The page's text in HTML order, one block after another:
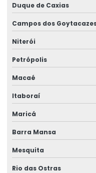
Distribuidor autorizado
Empresa especializada
Empresa de ponte rolante
Empresa de talha elétrica
Empresas de
Empresas de
Equipamentos swf
Especialista Em
Duque de Caxias
Campos dos
Niterói
Petrópolis
Macaé
Itaboraí
Maricá
Barra Mansa
Mesquita
Rio das Ostras